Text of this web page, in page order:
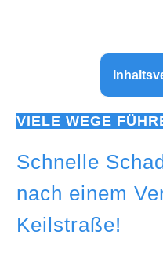
VIELE WEGE
Schnelle
nach einem
Keilstraße!